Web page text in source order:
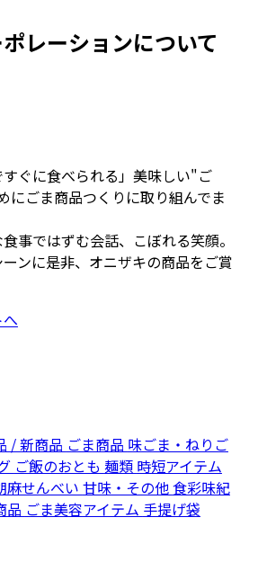
レーションについて
ぐに食べられる」美味しい"ご
にごま商品つくりに取り組んでま
事ではずむ会話、こぼれる笑顔。
ンに是非、オニザキの商品をご賞
/ 新商品 ごま商品 味ごま・ねりご
ご飯のおとも 麺類 時短アイテム
麻せんべい 甘味・その他食彩味紀
品 ごま美容アイテム 手提げ袋